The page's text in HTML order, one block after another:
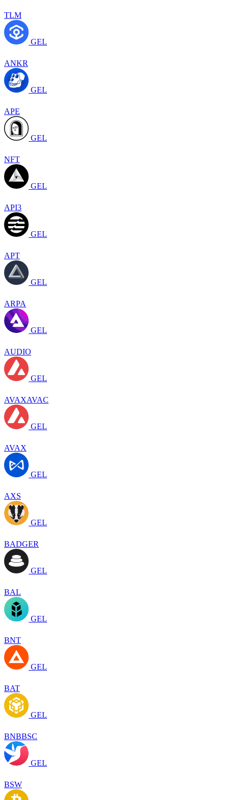
TLM
GEL
ANKR
GEL
APE
GEL
NFT
GEL
API3
GEL
APT
GEL
ARPA
GEL
AUDIO
GEL
AVAXAVAC
GEL
AVAX
GEL
AXS
GEL
BADGER
GEL
BAL
GEL
BNT
GEL
BAT
GEL
BNBBSC
GEL
BSW